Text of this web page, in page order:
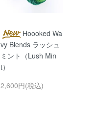
Hoooked Wa
vy Blends ラッシュ
ミント（Lush Min
t）
2,600円(税込)